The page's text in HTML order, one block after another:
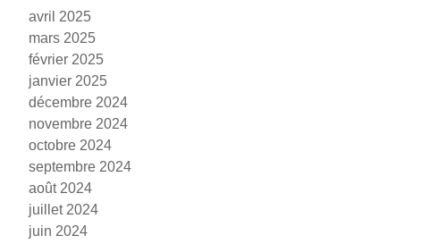
avril 2025
mars 2025
février 2025
janvier 2025
décembre 2024
novembre 2024
octobre 2024
septembre 2024
août 2024
juillet 2024
juin 2024